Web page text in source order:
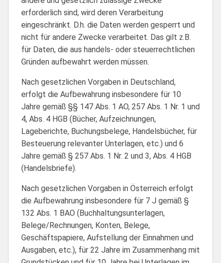
erforderlich sind, wird deren Verarbeitung
eingeschränkt. D.h. die Daten werden gesperrt und
nicht für andere Zwecke verarbeitet. Das gilt z.B.
für Daten, die aus handels- oder steuerrechtlichen
Gründen aufbewahrt werden müssen.
Nach gesetzlichen Vorgaben in Deutschland,
erfolgt die Aufbewahrung insbesondere für 10
Jahre gemäß §§ 147 Abs. 1 AO, 257 Abs. 1 Nr. 1 und
4, Abs. 4 HGB (Bücher, Aufzeichnungen,
Lageberichte, Buchungsbelege, Handelsbücher, für
Besteuerung relevanter Unterlagen, etc.) und 6
Jahre gemäß § 257 Abs. 1 Nr. 2 und 3, Abs. 4 HGB
(Handelsbriefe).
Nach gesetzlichen Vorgaben in Österreich erfolgt
die Aufbewahrung insbesondere für 7 J gemäß §
132 Abs. 1 BAO (Buchhaltungsunterlagen,
Belege/Rechnungen, Konten, Belege,
Geschäftspapiere, Aufstellung der Einnahmen und
Ausgaben, etc.), für 22 Jahre im Zusammenhang mit